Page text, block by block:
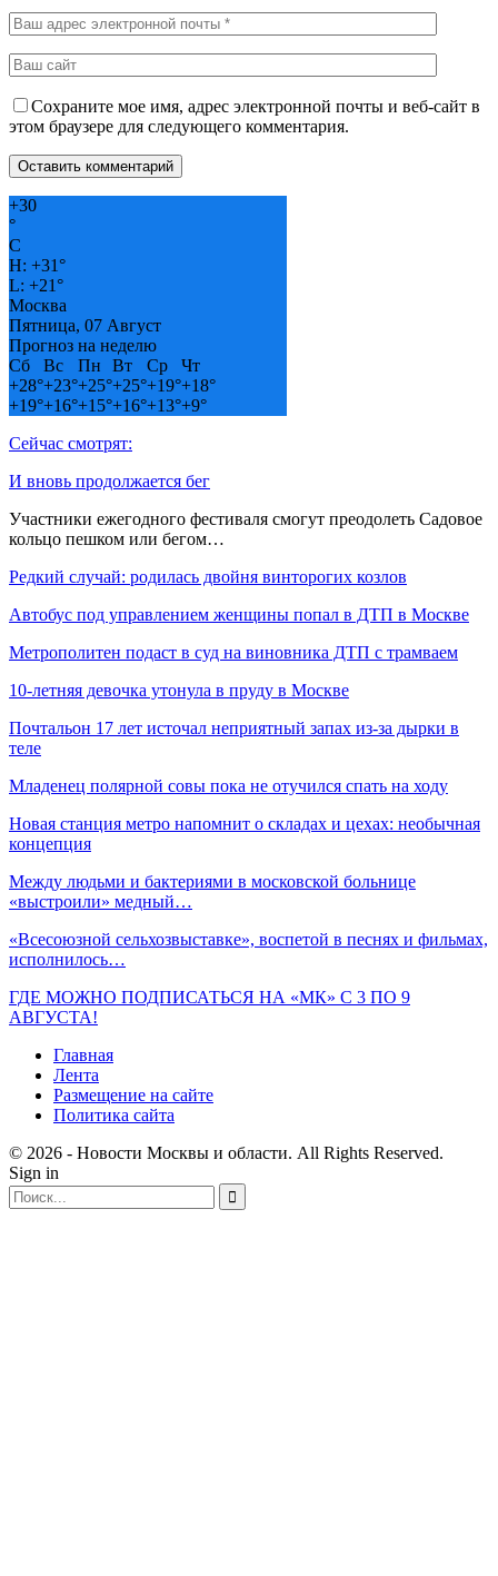
Сохраните мое имя, адрес электронной почты и веб-сайт в
этом браузере для следующего комментария.
+30
°
C
H: +31°
L: +21°
Москва
Пятница, 07 Август
Прогноз на неделю
Сб
Вс Пн Вт Ср
Чт
+28°+23°+25°+25°+19°+18°
+19°+16°+15°+16°+13°+9°
Сейчас смотрят:
И вновь продолжается бег
Участники ежегодного фестиваля смогут преодолеть Садовое
кольцо пешком или бегом…
Редкий случай: родилась двойня винторогих козлов
Автобус под управлением женщины попал в ДТП в Москве
Метрополитен подаст в суд на виновника ДТП с трамваем
10-летняя девочка утонула в пруду в Москве
Почтальон 17 лет источал неприятный запах из-за дырки в
теле
Младенец полярной совы пока не отучился спать на ходу
Новая станция метро напомнит о складах и цехах: необычная
концепция
Между людьми и бактериями в московской больнице
«выстроили» медный…
«Всесоюзной сельхозвыставке», воспетой в песнях и фильмах,
исполнилось…
ГДЕ МОЖНО ПОДПИСАТЬСЯ НА «МК» С 3 ПО 9
АВГУСТА!
Главная
Лента
Размещение на сайте
Политика сайта
© 2026 - Новости Москвы и области. All Rights Reserved.
Sign in